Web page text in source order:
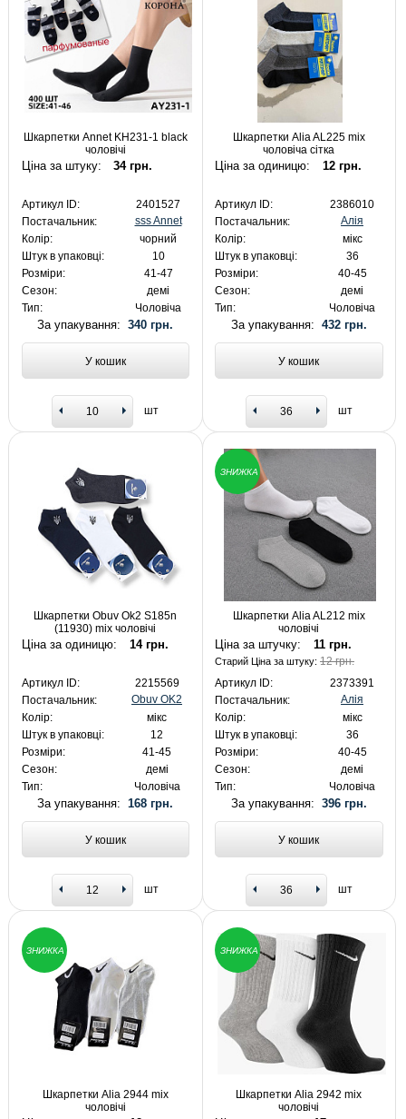
Шкарпетки Annet KH231-1 black
чоловічі
Ціна за штуку: 34 грн.
Артикул ID:
2401527
Постачальник:
sss Annet
Колір:
чорний
Штук в упаковці:
10
Розміри:
41-47
Сезон:
демі
Тип:
Чоловіча
За упакування:340 грн.
У кошик
шт
Шкарпетки Alia AL225 mix
чоловіча сітка
Ціна за одиницю: 12 грн.
Артикул ID:
2386010
Постачальник:
Алія
Колір:
мікс
Штук в упаковці:
36
Розміри:
40-45
Сезон:
демі
Тип:
Чоловіча
За упакування: 432 грн.
У кошик
шт
Шкарпетки Obuv Ok2 S185n
(11930) mix чоловічі
Ціна за одиницю: 14 грн.
Артикул ID:
2215569
Постачальник:
Obuv OK2
Колір:
мікс
Штук в упаковці:
12
Розміри:
41-45
Сезон:
демі
Тип:
Чоловіча
За упакування:168 грн.
У кошик
шт
ЗНИЖКА
Шкарпетки Alia AL212 mix
чоловічі
Ціна за штучку: 11 грн.
Старий Ціна за штуку:12 грн.
Артикул ID:
2373391
Постачальник:
Алія
Колір:
мікс
Штук в упаковці:
36
Розміри:
40-45
Сезон:
демі
Тип:
Чоловіча
За упакування: 396 грн.
У кошик
шт
ЗНИЖКА
Шкарпетки Alia 2944 mix
чоловічі
ЗНИЖКА
Шкарпетки Alia 2942 mix
чоловічі